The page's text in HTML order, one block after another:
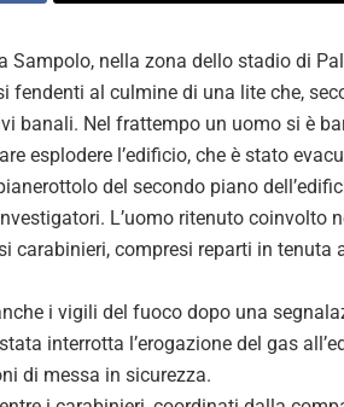
Sampolo, nella zona dello stadio di
fendenti al culmine di una lite che,
banali. Nel frattempo un uomo si è
esplodere l’edificio, che è stato
del secondo piano
L’uomo ritenuto coinvolto
carabinieri, compresi reparti in tenuta
i vigili del fuoco dopo una
interrotta l’erogazione del gas
di messa in sicurezza.